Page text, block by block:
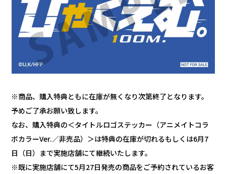
※商品、購入特典ともに在庫が無くなり次第終了となります。
予めご了承お願い致します。
なお、購入特典の＜タイトルロゴステッカー（アニメイトコラ
ボカラーVer.／非売品）＞は特典の在庫が切れるもしくは6月7
日（日）まで実施店舗にて継続いたします。
※既に実施店舗にて5月27日発売の商品をご予約されているお客